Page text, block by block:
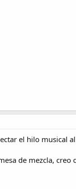
el hilo musical al
de mezcla,